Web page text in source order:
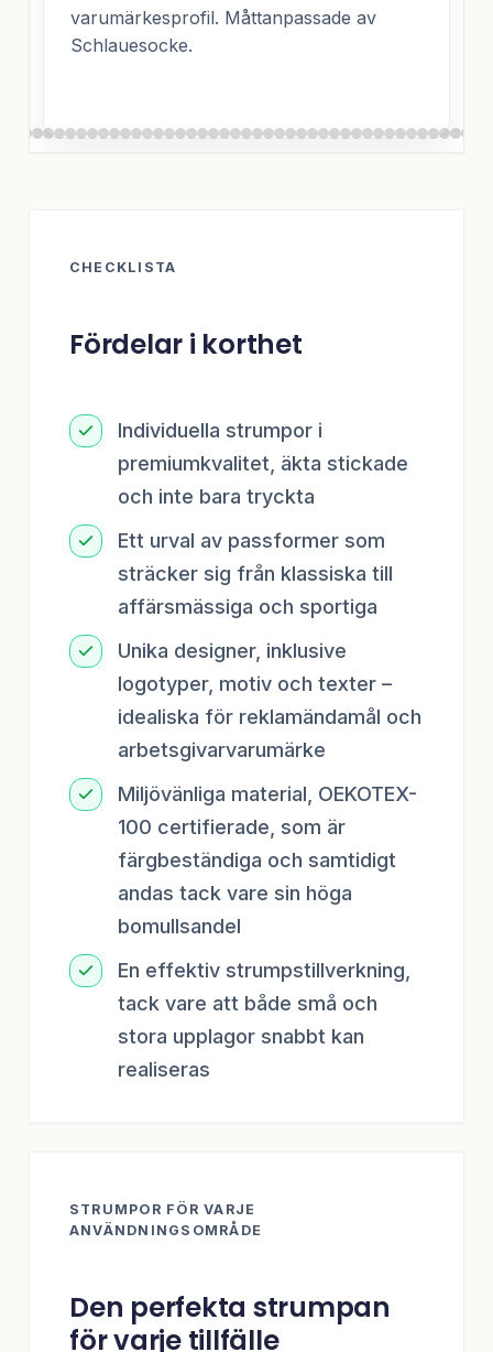
varumärkesprofil. Måttanpassade av
Schlauesocke.
CHECKLISTA
Fördelar i korthet
Individuella strumpor i
premiumkvalitet, äkta stickade
och inte bara tryckta
Ett urval av passformer som
sträcker sig från klassiska till
affärsmässiga och sportiga
Unika designer, inklusive
logotyper, motiv och texter –
idealiska för reklamändamål och
arbetsgivarvarumärke
Miljövänliga material, OEKOTEX-
100 certifierade, som är
färgbeständiga och samtidigt
andas tack vare sin höga
bomullsandel
En effektiv strumpstillverkning,
tack vare att både små och
stora upplagor snabbt kan
realiseras
STRUMPOR FÖR VARJE
ANVÄNDNINGSOMRÅDE
Den perfekta strumpan
för varje tillfälle